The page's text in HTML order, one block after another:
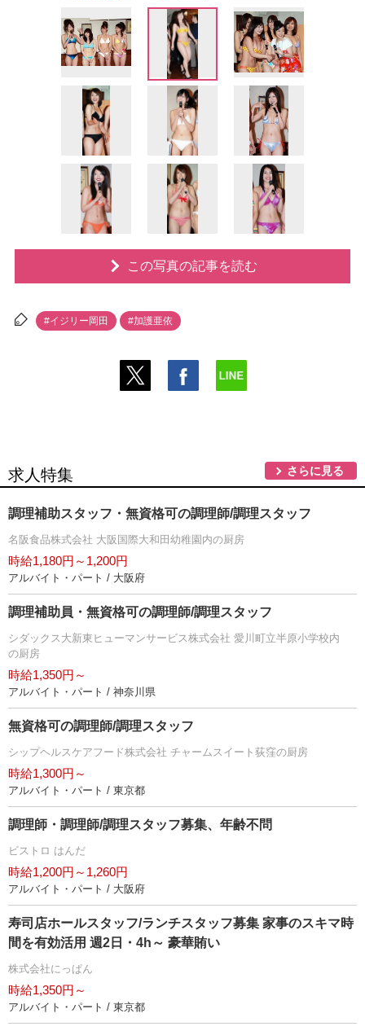
この写真の記事を読む
#イジリー岡田 #加護亜依
求人特集 さらに見る
調理補助スタッフ・無資格可の調理師/調理スタッフ
名阪食品株式会社 大阪国際大和田幼稚園内の厨房
時給1,180円～1,200円
アルバイト・パート / 大阪府
調理補助員・無資格可の調理師/調理スタッフ
シダックス大新東ヒューマンサービス株式会社 愛川町立半原小学校内
の厨房
時給1,350円～
アルバイト・パート / 神奈川県
無資格可の調理師/調理スタッフ
シップヘルスケアフード株式会社 チャームスイート荻窪の厨房
時給1,300円～
アルバイト・パート / 東京都
調理師・調理師/調理スタッフ募集、年齢不問
ビストロ はんだ
時給1,200円～1,260円
アルバイト・パート / 大阪府
寿司店ホールスタッフ/ランチスタッフ募集 家事のスキマ時
間を有効活用 週2日・4h～ 豪華賄い
株式会社にっぱん
時給1,350円～
アルバイト・パート / 東京都